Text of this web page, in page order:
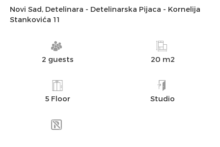
Novi Sad, Detelinara - Detelinarska Pijaca - Kornelija
Stankovića 11
2 guests 20 m2
5 Floor Studio